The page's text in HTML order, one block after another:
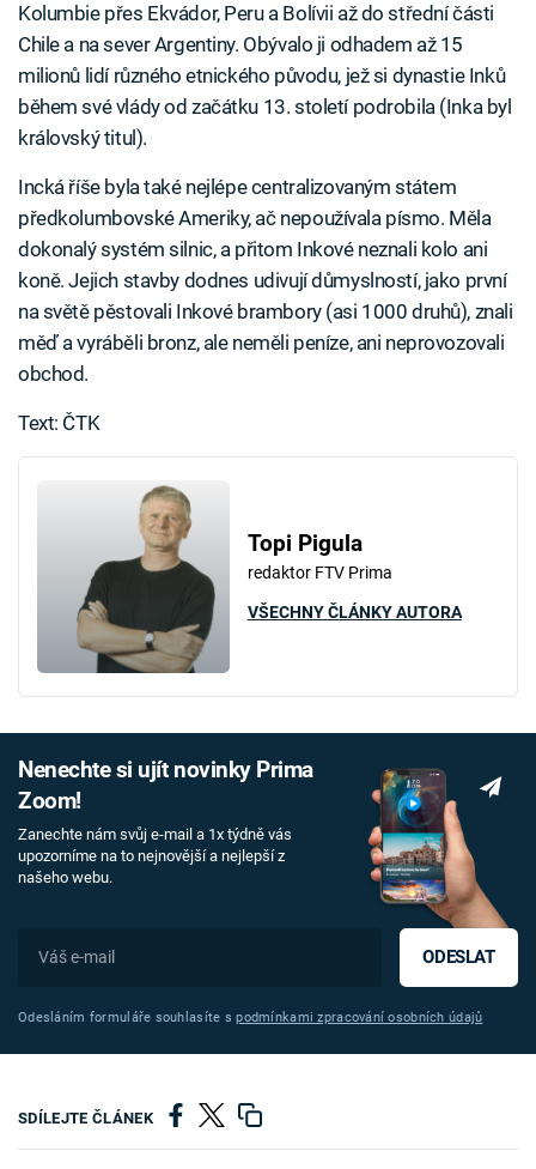
Kolumbie přes Ekvádor, Peru a Bolívii až do střední části
Chile a na sever Argentiny. Obývalo ji odhadem až 15
milionů lidí různého etnického původu, jež si dynastie Inků
během své vlády od začátku 13. století podrobila (Inka byl
královský titul).
Incká říše byla také nejlépe centralizovaným státem
předkolumbovské Ameriky, ač nepoužívala písmo. Měla
dokonalý systém silnic, a přitom Inkové neznali kolo ani
koně. Jejich stavby dodnes udivují důmyslností, jako první
na světě pěstovali Inkové brambory (asi 1000 druhů), znali
měď a vyráběli bronz, ale neměli peníze, ani neprovozovali
obchod.
Text: ČTK
Topi Pigula
redaktor FTV Prima
VŠECHNY ČLÁNKY AUTORA
Nenechte si ujít novinky Prima
Zoom!
Zanechte nám svůj e-mail a 1x týdně vás
upozorníme na to nejnovější a nejlepší z
našeho webu.
ODESLAT
Odesláním formuláře souhlasíte spodmínkami zpracování osobních údajů
SDÍLEJTE ČLÁNEK